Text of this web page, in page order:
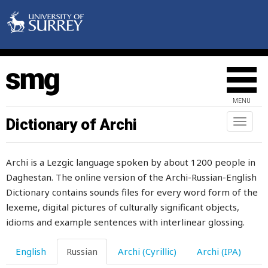
MENU
Toggle
Dictionary of Archi
Archi is a Lezgic language spoken by about 1200 people in
Daghestan. The online version of the Archi-Russian-English
Dictionary contains sounds files for every word form of the
lexeme, digital pictures of culturally significant objects,
idioms and example sentences with interlinear glossing.
English Russian Archi (Cyrillic) Archi (IPA)
молодожены
молозиво
молоко
молот
молотить
молоток
молотьба